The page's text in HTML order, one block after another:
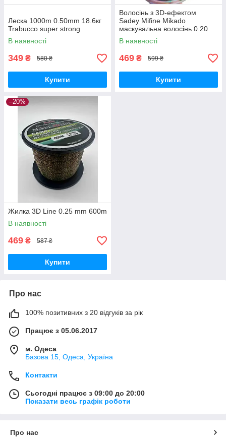
Леска 1000m 0.50mm 18.6кг
Trabucco super strong
В наявності
349 ₴ 580 ₴
Купити
Волосінь з 3D-ефектом
Sadey Mifine Mikado
маскувальна волосінь 0.20
мм 600 м
В наявності
469 ₴ 599 ₴
Купити
–20%
Жилка 3D Line 0.25 mm 600m
В наявності
469 ₴ 587 ₴
Купити
Про нас
100% позитивних з 20 відгуків за рік
Працює з 05.06.2017
м. Одеса
Базова 15, Одеса, Україна
Контакти
Сьогодні працює з 09:00 до 20:00
Показати весь графік роботи
Про нас